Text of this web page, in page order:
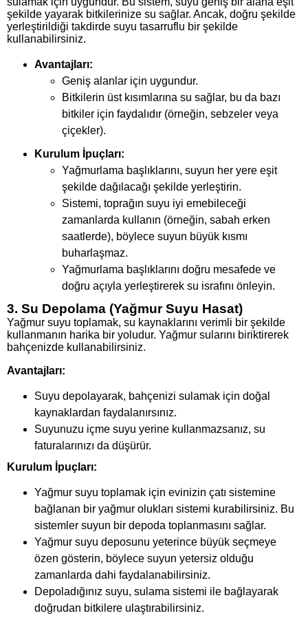
şekilde yayarak bitkilerinize su sağlar. Ancak, doğru şekilde
yerleştirildiği takdirde suyu tasarruflu bir şekilde
kullanabilirsiniz.
Avantajları:
Geniş alanlar için uygundur.
Bitkilerin üst kısımlarına su sağlar, bu da bazı
bitkiler için faydalıdır (örneğin, sebzeler veya
çiçekler).
Kurulum İpuçları:
Yağmurlama başlıklarını, suyun her yere eşit
şekilde dağılacağı şekilde yerleştirin.
Sistemi, toprağın suyu iyi emebileceği
zamanlarda kullanın (örneğin, sabah erken
saatlerde), böylece suyun büyük kısmı
buharlaşmaz.
Yağmurlama başlıklarını doğru mesafede ve
doğru açıyla yerleştirerek su israfını önleyin.
3. Su Depolama (Yağmur Suyu Hasat)
Yağmur suyu toplamak, su kaynaklarını verimli bir şekilde
kullanmanın harika bir yoludur. Yağmur sularını biriktirerek
bahçenizde kullanabilirsiniz.
Avantajları:
Suyu depolayarak, bahçenizi sulamak için doğal
kaynaklardan faydalanırsınız.
Suyunuzu içme suyu yerine kullanmazsanız, su
faturalarınızı da düşürür.
Kurulum İpuçları:
Yağmur suyu toplamak için evinizin çatı sistemine
bağlanan bir yağmur olukları sistemi kurabilirsiniz. Bu
sistemler suyun bir depoda toplanmasını sağlar.
Yağmur suyu deposunu yeterince büyük seçmeye
özen gösterin, böylece suyun yetersiz olduğu
zamanlarda dahi faydalanabilirsiniz.
Depoladığınız suyu, sulama sistemi ile bağlayarak
doğrudan bitkilere ulaştırabilirsiniz.